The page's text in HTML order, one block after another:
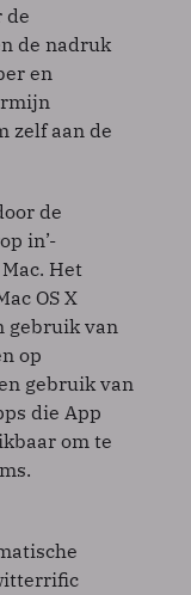
de
de nadruk
en
zelf aan de
de
in’-
Het
OS X
gebruik van
op
gebruik van
die App
om te